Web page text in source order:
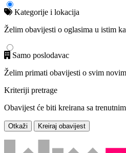
Kategorije i lokacija
Želim obavijesti o oglasima u istim
Samo poslodavac
Želim primati obavijesti o svim
Kriteriji pretrage
Obavijest će biti kreirana sa
Otkaži Kreiraj obavijest